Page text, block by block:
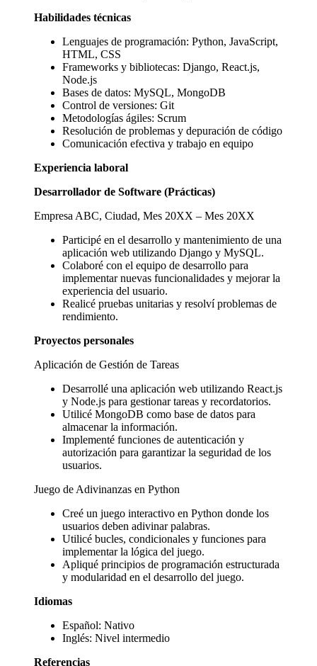
Habilidades técnicas
Lenguajes de programación: Python, JavaScript,
HTML, CSS
Frameworks y bibliotecas: Django, React.js,
Node.js
Bases de datos: MySQL, MongoDB
Control de versiones: Git
Metodologías ágiles: Scrum
Resolución de problemas y depuración de código
Comunicación efectiva y trabajo en equipo
Experiencia laboral
Desarrollador de Software (Prácticas)
Empresa ABC, Ciudad, Mes 20XX – Mes 20XX
Participé en el desarrollo y mantenimiento de una
aplicación web utilizando Django y MySQL.
Colaboré con el equipo de desarrollo para
implementar nuevas funcionalidades y mejorar la
experiencia del usuario.
Realicé pruebas unitarias y resolví problemas de
rendimiento.
Proyectos personales
Aplicación de Gestión de Tareas
Desarrollé una aplicación web utilizando React.js
y Node.js para gestionar tareas y recordatorios.
Utilicé MongoDB como base de datos para
almacenar la información.
Implementé funciones de autenticación y
autorización para garantizar la seguridad de los
usuarios.
Juego de Adivinanzas en Python
Creé un juego interactivo en Python donde los
usuarios deben adivinar palabras.
Utilicé bucles, condicionales y funciones para
implementar la lógica del juego.
Apliqué principios de programación estructurada
y modularidad en el desarrollo del juego.
Idiomas
Español: Nativo
Inglés: Nivel intermedio
Referencias